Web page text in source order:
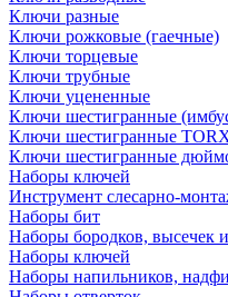
Ключи разные
Ключи рожковые (гаечные)
Ключи торцевые
Ключи трубные
Ключи уцененные
Ключи шестигранные
Ключи шестигранные
Ключи шестигранные
Наборы ключей
Инструмент слесарно-
Наборы бит
Наборы бородков, высечек
Наборы ключей
Наборы напильников,